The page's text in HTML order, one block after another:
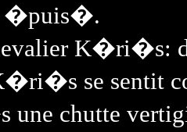
K�ri�s:
se sentit
une chutte